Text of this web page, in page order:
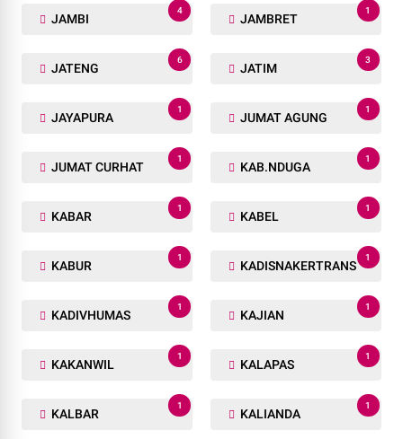
JAMBI
4
JAMBRET
1
JATENG
6
JATIM
3
JAYAPURA
1
JUMAT AGUNG
1
JUMAT CURHAT
1
KAB.NDUGA
1
KABAR
1
KABEL
1
KABUR
1
KADISNAKERTRANS
1
KADIVHUMAS
1
KAJIAN
1
KAKANWIL
1
KALAPAS
1
KALBAR
1
KALIANDA
1